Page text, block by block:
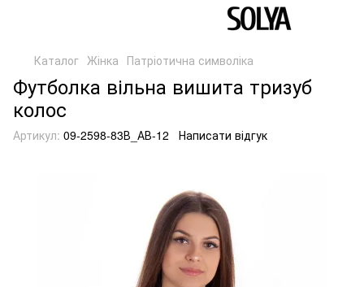
Каталог Жінка Патріотична символіка
Футболка вільна вишита тризуб
колос
Артикул: 09-2598-83В_АВ-12 Написати відгук